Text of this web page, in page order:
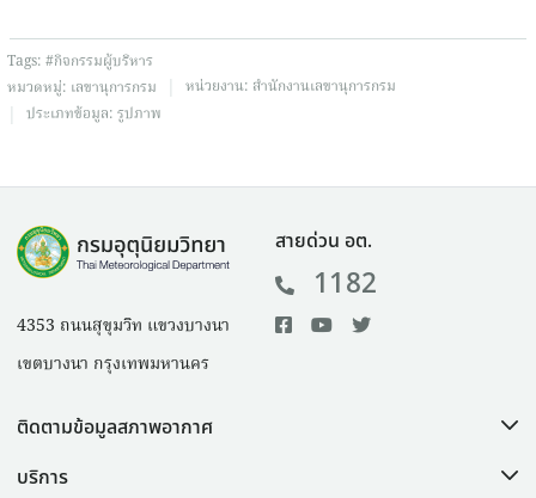
Tags: #กิจกรรมผู้บริหาร
หมวดหมู่: เลขานุการกรม หน่วยงาน: สำนักงานเลขานุการกรม
ประเภทข้อมูล: รูปภาพ
4353 ถนนสุขุมวิท แขวงบางนา
เขตบางนา กรุงเทพมหานคร
สายด่วน อต.
1182
ติดตามข้อมูลสภาพอากาศ
บริการ